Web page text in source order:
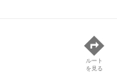
ルート
を見る